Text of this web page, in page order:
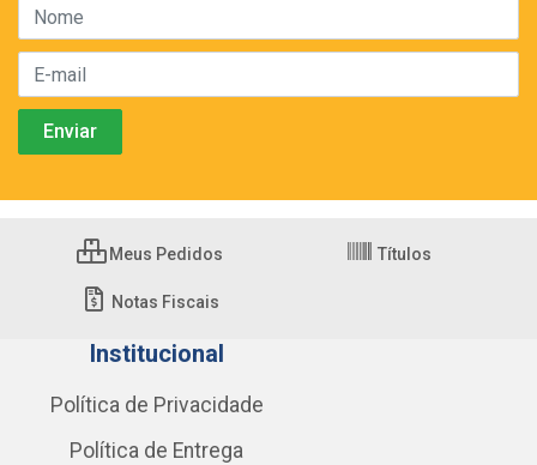
Meus Pedidos Títulos
Notas Fiscais
Institucional
Política de Privacidade
Política de Entrega